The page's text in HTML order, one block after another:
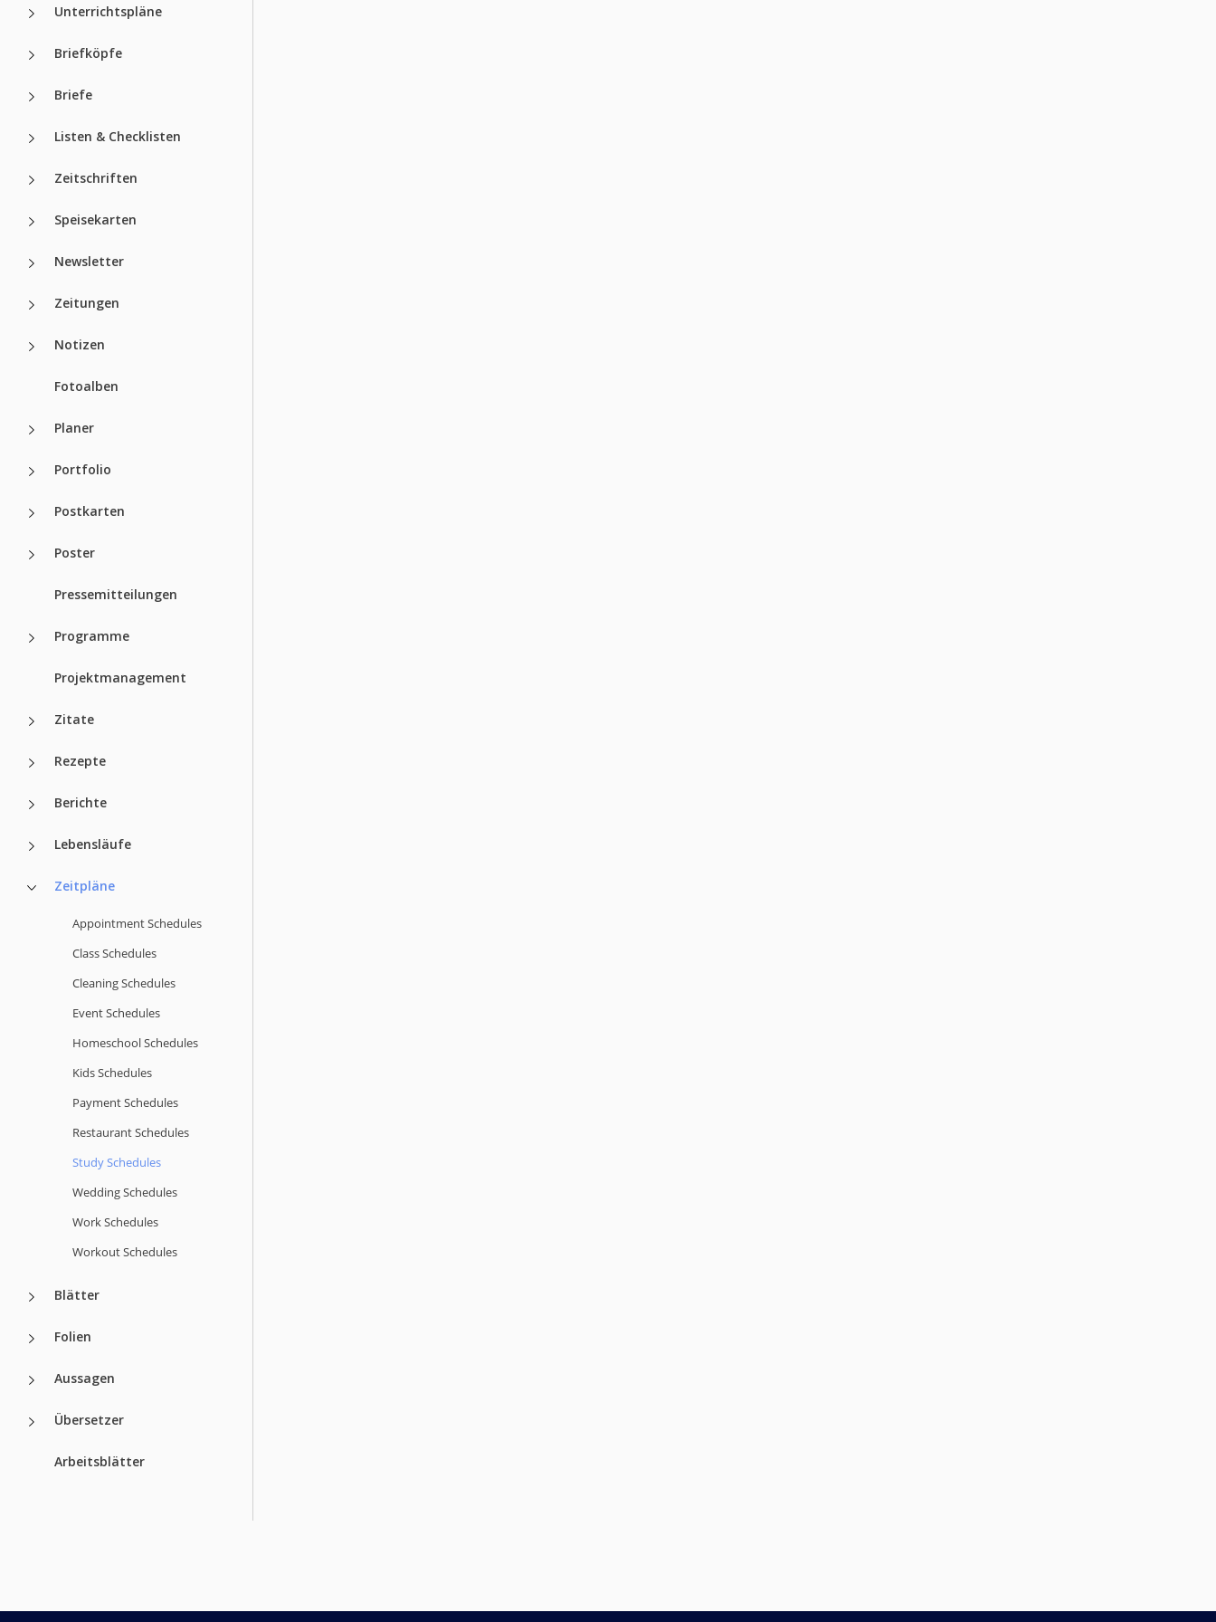
Unterrichtspläne
Briefköpfe
Briefe
Listen & Checklisten
Zeitschriften
Speisekarten
Newsletter
Zeitungen
Notizen
Fotoalben
Planer
Portfolio
Postkarten
Poster
Pressemitteilungen
Programme
Projektmanagement
Zitate
Rezepte
Berichte
Lebensläufe
Zeitpläne
Appointment Schedules
Class Schedules
Cleaning Schedules
Event Schedules
Homeschool Schedules
Kids Schedules
Payment Schedules
Restaurant Schedules
Study Schedules
Wedding Schedules
Work Schedules
Workout Schedules
Blätter
Folien
Aussagen
Übersetzer
Arbeitsblätter